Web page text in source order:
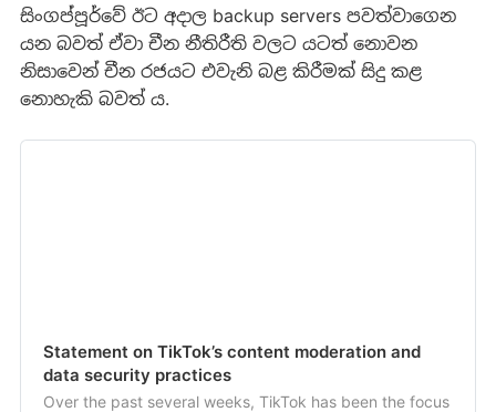
සිංගප්පූර්වේ ඊට අදාල backup servers පවත්වාගෙන
යන බවත් ඒවා චීන නීතිරීති වලට යටත් නොවන
නිසාවෙන් චීන රජයට එවැනි බළ කිරීමක් සිදු කළ
නොහැකි බවත් ය.
Statement on TikTok’s content moderation and
data security practices
Over the past several weeks, TikTok has been the focus